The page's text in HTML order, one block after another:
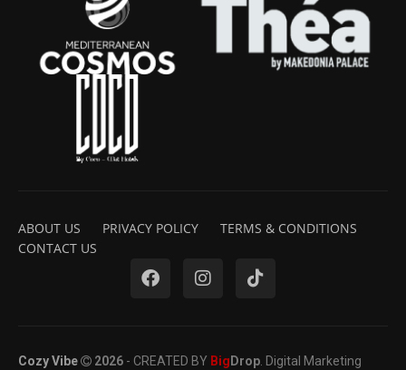
ABOUT US PRIVACY POLICY
TERMS & CONDITIONS
CONTACT US
Cozy Vibe 2026 - CREATED BY Big Drop . Digital Marketing